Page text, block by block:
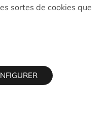
sortes de cookies que